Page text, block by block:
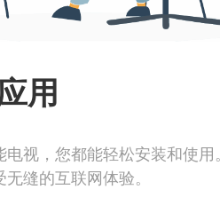
用
视，您都能轻松安装和使用。
缝的互联网体验。